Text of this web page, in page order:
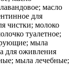
масло
для
чистки; молоко
туалетное;
мыла
для оживления
мыла лечебные;